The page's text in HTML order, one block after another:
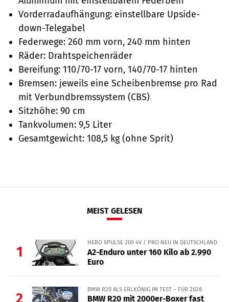
Vorderradaufhängung: einstellbare Upside-
down-Telegabel
Federwege: 260 mm vorn, 240 mm hinten
Räder: Drahtspeichenräder
Bereifung: 110/70-17 vorn, 140/70-17 hinten
Bremsen: jeweils eine Scheibenbremse pro Rad
mit Verbundbremssystem (CBS)
Sitzhöhe: 90 cm
Tankvolumen: 9,5 Liter
Gesamtgewicht: 108,5 kg (ohne Sprit)
MEIST GELESEN
1
HERO XPULSE 200 4V / PRO NEU IN DEUTSCHLAND
A2-Enduro unter 160 Kilo ab 2.990
Euro
2
BMW R20 ALS ERLKÖNIG IM TEST – FÜR 2028
BMW R20 mit 2000er-Boxer fast